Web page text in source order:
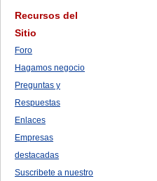
Recursos del
Sitio
Foro
Hagamos negocio
Preguntas y
Respuestas
Enlaces
Empresas
destacadas
Suscribete a nuestro